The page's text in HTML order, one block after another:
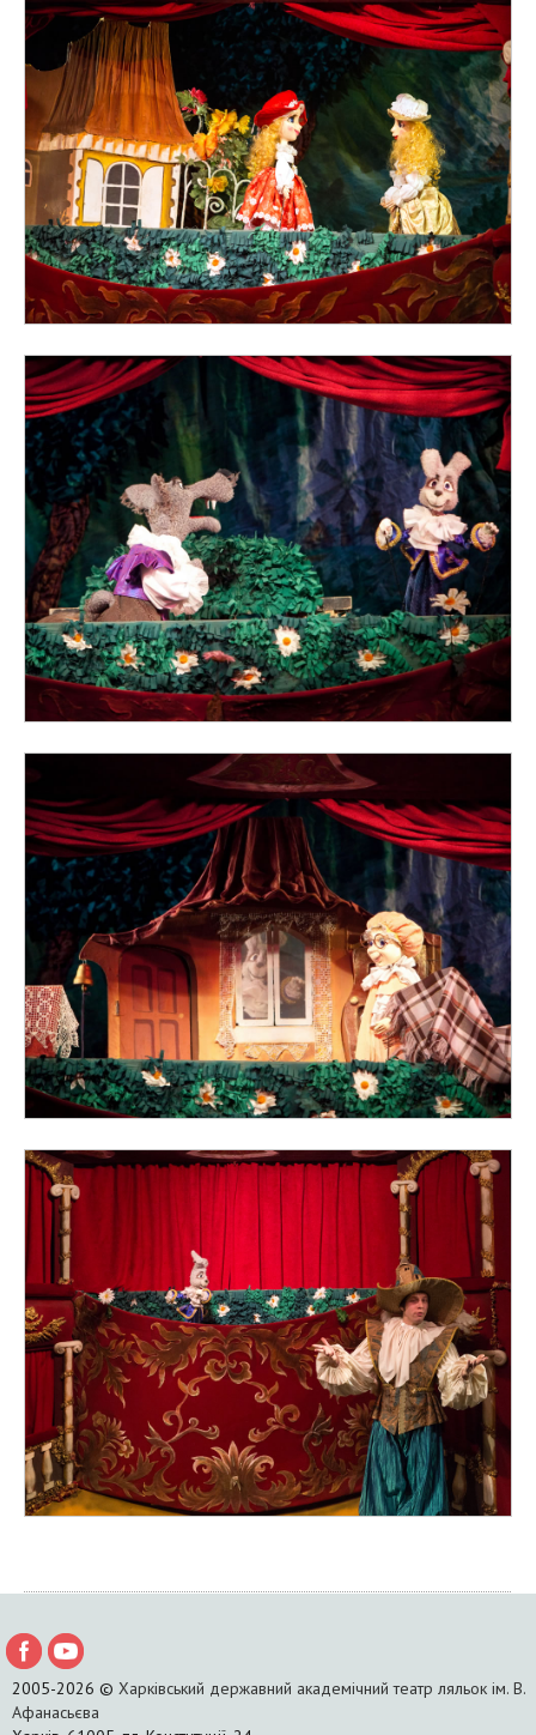
2005-2026 © Харківський державний академічний театр ляльок ім. В.
Афанасьєва